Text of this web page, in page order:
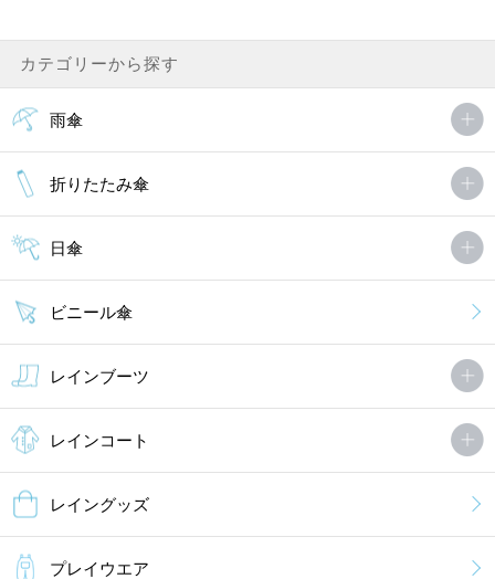
カテゴリーから探す
雨傘
折りたたみ傘
日傘
ビニール傘
レインブーツ
レインコート
レイングッズ
プレイウエア